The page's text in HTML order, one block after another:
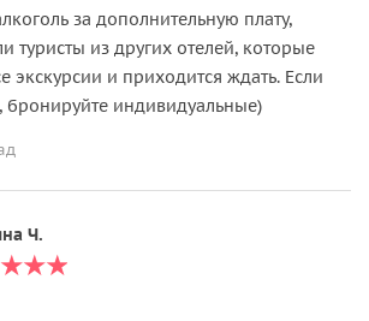
за дополнительную плату,
туристы из других отелей, которые
экскурсии и приходится ждать. Если
бронируйте индивидуальные)
Ч.